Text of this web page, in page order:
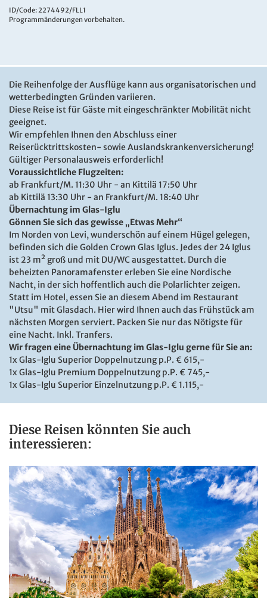
Das4*Break Sokos Hotel Levi
Einrichtung den Geist Lapplands. Es besteht aus drei
Cafè/Bar nehmen Sie gemütlich Platz. WLAN steht Ihnen
kostenfrei zur Verfügung. Die gemütlich eingerichteten
Zimmer befinden sich in drei Gebäudeteilen und sind in
den Farben der verschiedenen Jahreszeiten gehalten. Sie
sind mit DU/WC, TV, Telefon, Heizung, Safe und Minibar
ausgestattet.
ID/Code: 2274492/FLL1
Programmänderungen vorbehalten.
Die Reihenfolge der Ausflüge kann aus organisatorischen und
wetterbedingten Gründen variieren.
Diese Reise ist für Gäste mit eingeschränkter Mobilität nicht
geeignet.
Wir empfehlen Ihnen den Abschluss einer
Reiserücktrittskosten- sowie Auslandskrankenversicherung!
Gültiger Personalausweis erforderlich!
Voraussichtliche Flugzeiten:
ab Frankfurt/M. 11:30 Uhr - an Kittilä 17:50 Uhr
ab Kittilä 13:30 Uhr - an Frankfurt/M. 18:40 Uhr
Übernachtung im Glas-Iglu
Gönnen Sie sich das gewisse „Etwas Mehr“
Im Norden von Levi, wunderschön auf einem Hügel gelegen,
befinden sich die Golden Crown Glas Iglus. Jedes der 24 Iglus
ist 23 m² groß und mit DU/WC ausgestattet. Durch die
beheizten Panoramafenster erleben Sie eine Nordische
Nacht, in der sich hoffentlich auch die Polarlichter zeigen.
Statt im Hotel, essen Sie an diesem Abend im Restaurant
"Utsu" mit Glasdach. Hier wird Ihnen auch das Frühstück am
nächsten Morgen serviert. Packen Sie nur das Nötigste für
eine Nacht. Inkl. Tranfers.
Wir fragen eine Übernachtung im Glas-Iglu gerne für Sie an:
1x Glas-Iglu Superior Doppelnutzung p.P. € 615,-
1x Glas-Iglu Premium Doppelnutzung p.P. € 745,-
1x Glas-Iglu Superior Einzelnutzung p.P. € 1.115,-
Diese Reisen könnten Sie auch
interessieren: